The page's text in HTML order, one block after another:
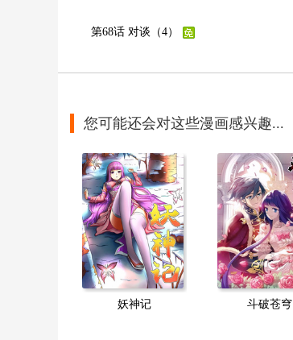
第68话 对谈（4）
您可能还会对这些漫画感兴趣...
妖神记 斗破苍穹